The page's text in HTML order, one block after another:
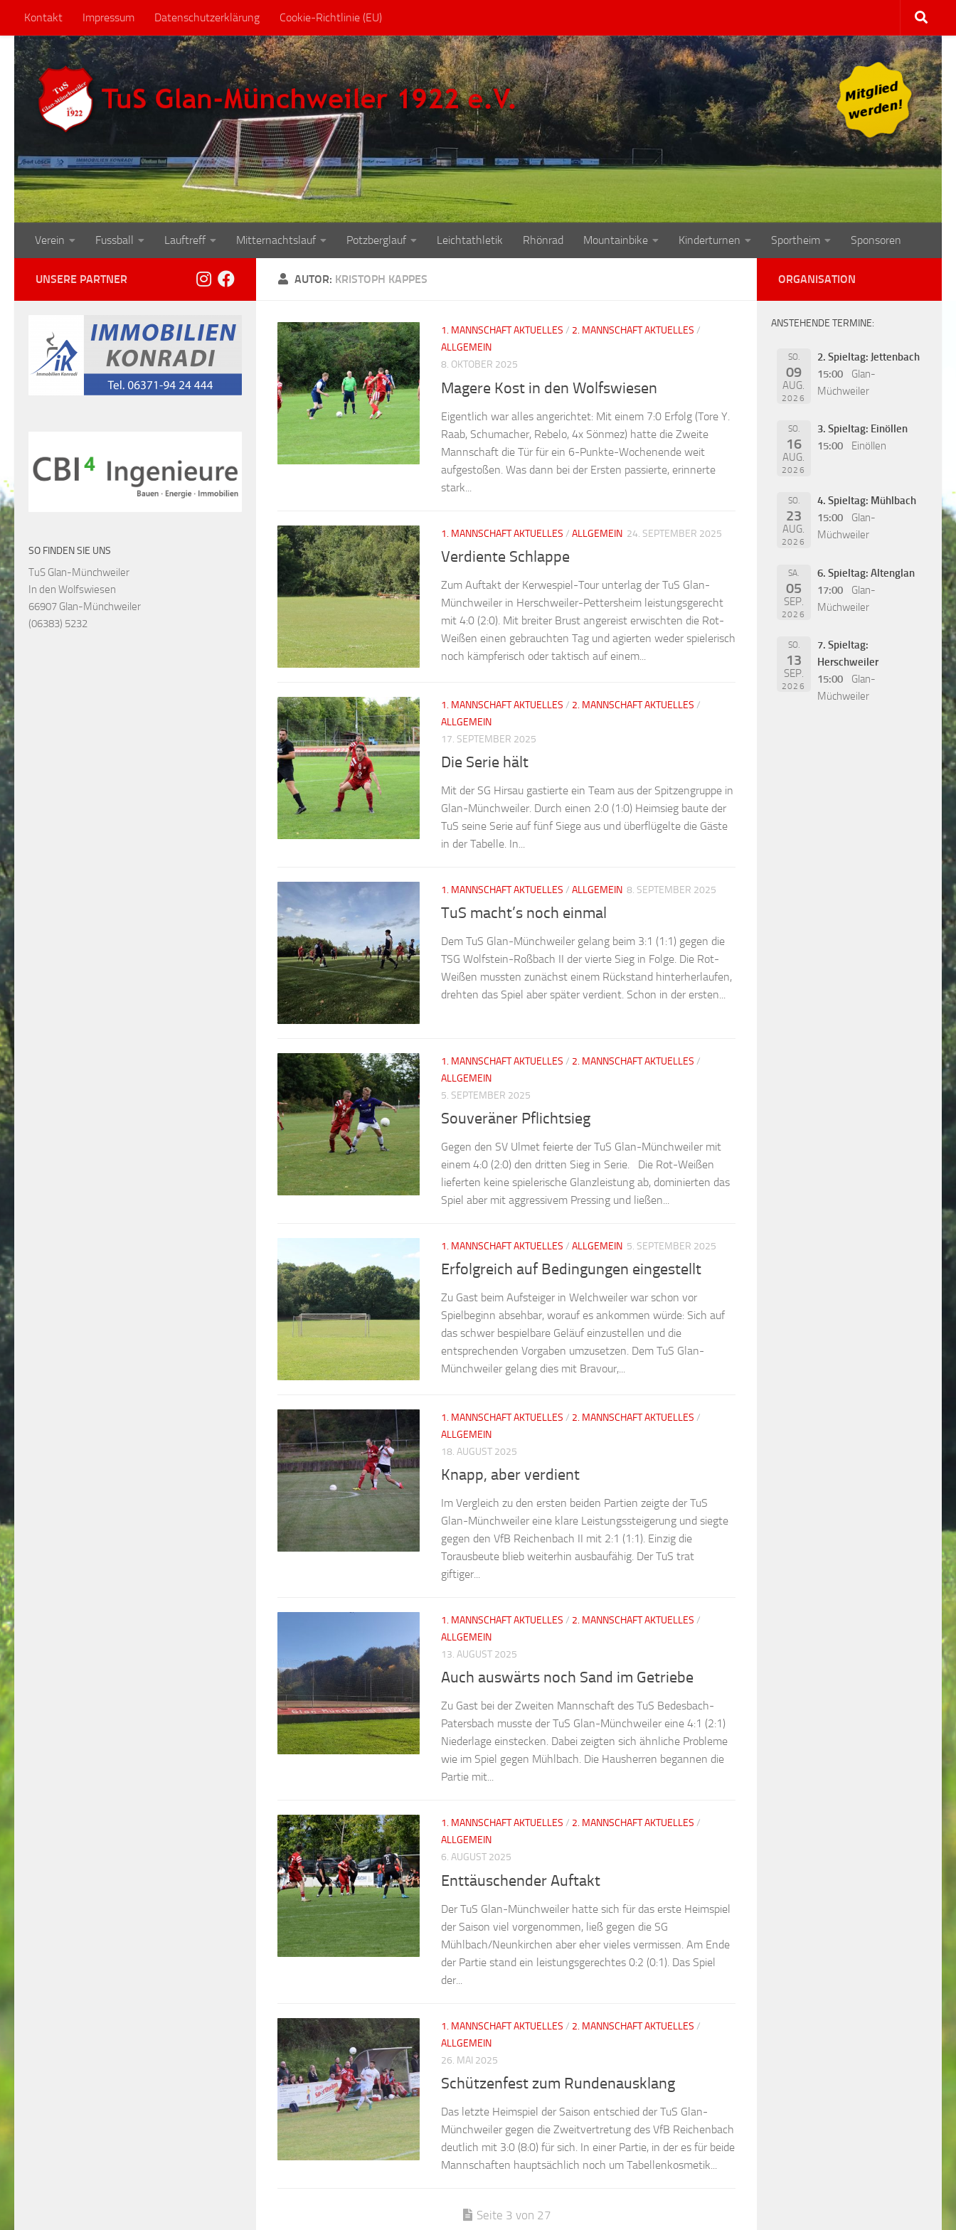
Zum Inhalt springen
Kontakt Impressum Datenschutzerklärung Cookie-Richtlinie (EU)
Verein Fussball Lauftreff Mitternachtslauf Potzberglauf Leichtathletik Rhönrad Mountainbike Kinderturnen Sportheim Sponsoren
AUTOR: KRISTOPH KAPPES
1. MANNSCHAFT AKTUELLES / 2. MANNSCHAFT AKTUELLES /
ALLGEMEIN
8. OKTOBER 2025
Magere Kost in den Wolfswiesen
Eigentlich war alles angerichtet: Mit einem 7:0 Erfolg (Tore Y.
Raab, Schumacher, Rebelo, 4x Sönmez) hatte die Zweite
Mannschaft die Tür für ein 6-Punkte-Wochenende weit
aufgestoßen. Was dann bei der Ersten passierte, erinnerte
stark...
1. MANNSCHAFT AKTUELLES / ALLGEMEIN 24. SEPTEMBER 2025
Verdiente Schlappe
Zum Auftakt der Kerwespiel-Tour unterlag der TuS Glan-
Münchweiler in Herschweiler-Pettersheim leistungsgerecht
mit 4:0 (2:0). Mit breiter Brust angereist erwischten die Rot-
Weißen einen gebrauchten Tag und agierten weder spielerisch
noch kämpferisch oder taktisch auf einem...
1. MANNSCHAFT AKTUELLES / 2. MANNSCHAFT AKTUELLES /
ALLGEMEIN
17. SEPTEMBER 2025
Die Serie hält
Mit der SG Hirsau gastierte ein Team aus der Spitzengruppe in
Glan-Münchweiler. Durch einen 2:0 (1:0) Heimsieg baute der
TuS seine Serie auf fünf Siege aus und überflügelte die Gäste
in der Tabelle. In...
1. MANNSCHAFT AKTUELLES / ALLGEMEIN 8. SEPTEMBER 2025
TuS macht’s noch einmal
Dem TuS Glan-Münchweiler gelang beim 3:1 (1:1) gegen die
TSG Wolfstein-Roßbach II der vierte Sieg in Folge. Die Rot-
Weißen mussten zunächst einem Rückstand hinterherlaufen,
drehten das Spiel aber später verdient. Schon in der ersten...
1. MANNSCHAFT AKTUELLES / 2. MANNSCHAFT AKTUELLES /
ALLGEMEIN
5. SEPTEMBER 2025
Souveräner Pflichtsieg
Gegen den SV Ulmet feierte der TuS Glan-Münchweiler mit
einem 4:0 (2:0) den dritten Sieg in Serie. Die Rot-Weißen
lieferten keine spielerische Glanzleistung ab, dominierten das
Spiel aber mit aggressivem Pressing und ließen...
1. MANNSCHAFT AKTUELLES / ALLGEMEIN 5. SEPTEMBER 2025
Erfolgreich auf Bedingungen eingestellt
Zu Gast beim Aufsteiger in Welchweiler war schon vor
Spielbeginn absehbar, worauf es ankommen würde: Sich auf
das schwer bespielbare Geläuf einzustellen und die
entsprechenden Vorgaben umzusetzen. Dem TuS Glan-
Münchweiler gelang dies mit Bravour,...
1. MANNSCHAFT AKTUELLES / 2. MANNSCHAFT AKTUELLES /
ALLGEMEIN
18. AUGUST 2025
Knapp, aber verdient
Im Vergleich zu den ersten beiden Partien zeigte der TuS
Glan-Münchweiler eine klare Leistungssteigerung und siegte
gegen den VfB Reichenbach II mit 2:1 (1:1). Einzig die
Torausbeute blieb weiterhin ausbaufähig. Der TuS trat
giftiger...
1. MANNSCHAFT AKTUELLES / 2. MANNSCHAFT AKTUELLES /
ALLGEMEIN
13. AUGUST 2025
Auch auswärts noch Sand im Getriebe
Zu Gast bei der Zweiten Mannschaft des TuS Bedesbach-
Patersbach musste der TuS Glan-Münchweiler eine 4:1 (2:1)
Niederlage einstecken. Dabei zeigten sich ähnliche Probleme
wie im Spiel gegen Mühlbach. Die Hausherren begannen die
Partie mit...
1. MANNSCHAFT AKTUELLES / 2. MANNSCHAFT AKTUELLES /
ALLGEMEIN
6. AUGUST 2025
Enttäuschender Auftakt
Der TuS Glan-Münchweiler hatte sich für das erste Heimspiel
der Saison viel vorgenommen, ließ gegen die SG
Mühlbach/Neunkirchen aber eher vieles vermissen. Am Ende
der Partie stand ein leistungsgerechtes 0:2 (0:1). Das Spiel
der...
1. MANNSCHAFT AKTUELLES / 2. MANNSCHAFT AKTUELLES /
ALLGEMEIN
26. MAI 2025
Schützenfest zum Rundenausklang
Das letzte Heimspiel der Saison entschied der TuS Glan-
Münchweiler gegen die Zweitvertretung des VfB Reichenbach
deutlich mit 3:0 (8:0) für sich. In einer Partie, in der es für beide
Mannschaften hauptsächlich noch um Tabellenkosmetik...
Seite 3 von 27
UNSERE PARTNER
SO FINDEN SIE UNS
TuS Glan-Münchweiler
In den Wolfswiesen
66907 Glan-Münchweiler
(06383) 5232
ORGANISATION
ANSTEHENDE TERMINE:
SO.
09
AUG.
2026
2. Spieltag: Jettenbach
15:00
Glan-
Müchweiler
SO.
16
AUG.
2026
3. Spieltag: Einöllen
15:00
Einöllen
SO.
23
AUG.
2026
4. Spieltag: Mühlbach
15:00
Glan-
Müchweiler
SA.
05
SEP.
2026
6. Spieltag: Altenglan
17:00
Glan-
Müchweiler
SO.
13
SEP.
2026
7. Spieltag:
Herschweiler
15:00
Glan-
Müchweiler